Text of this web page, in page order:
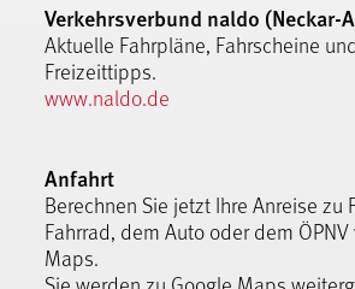
Verkehrsverbund naldo (Neckar-
Aktuelle Fahrpläne, Fahrscheine
Freizeittipps.
www.naldo.de
Anfahrt
Berechnen Sie jetzt Ihre Anreise zu
Fahrrad, dem Auto oder dem
Maps.